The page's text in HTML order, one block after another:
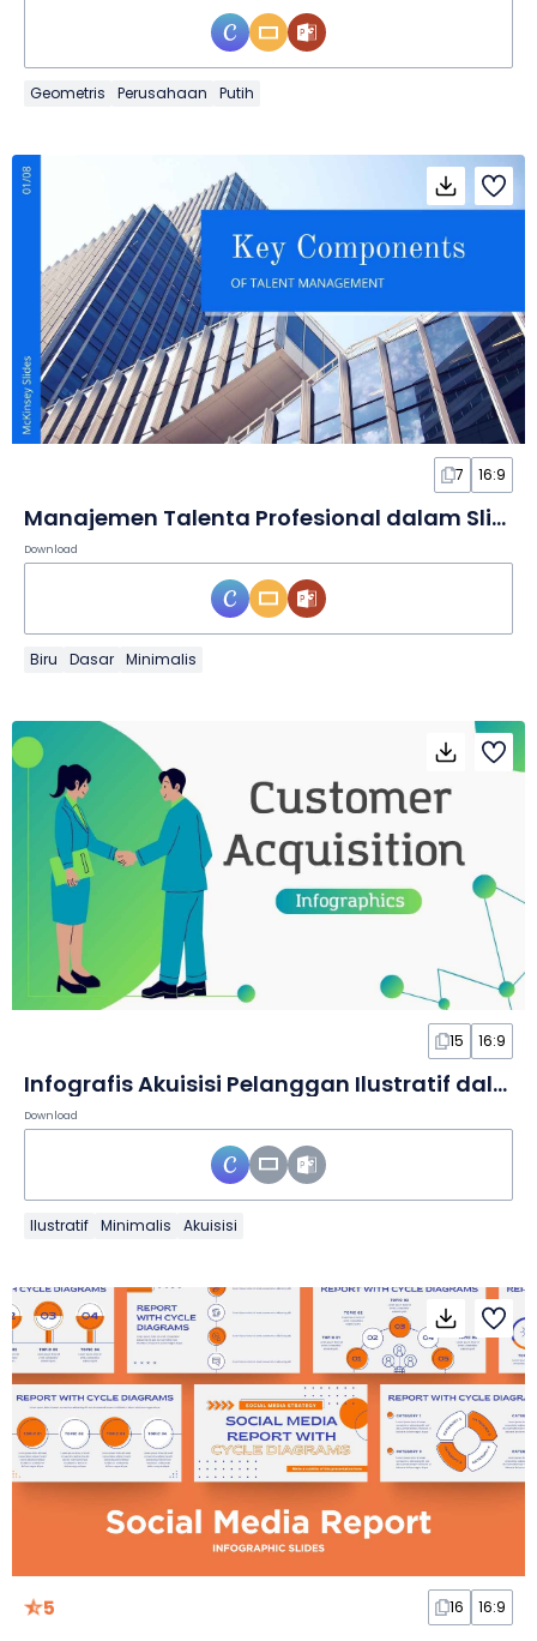
Geometris Perusahaan Putih
7 16:9
Manajemen Talenta Profesional dalam Slide
Download
Biru Dasar Minimalis
15 16:9
Infografis Akuisisi Pelanggan Ilustratif dalam Slide
Download
Ilustratif Minimalis Akuisisi
5 16 16:9